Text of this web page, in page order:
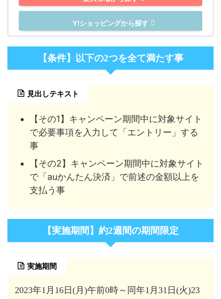
Y!ショッピングから探す
【条件】以下の2つを全て満たす事
見出しテキスト
【その1】キャンペーン期間中に対象サイト
で必要事項を入力して「エントリー」する
事
【その2】キャンペーン期間中に対象サイト
で「auかんたん決済」で前述の金額以上を
支払う事
【実施期間】約2週間の期間限定
実施期間
2023年1月16日(月)午前0時～同年1月31日(火)23